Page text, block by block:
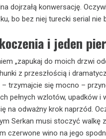
dojrzałą konwersację.
bo bez niej turecki serial nie
i jeden
„zapukaj do moich drzwi
z przeszłością i
trzymajcie się mocno –
pełnych wzlotów, upadków i
na odważny krok naprzód.
Serkan musi stoczyć walkę
czerwone wino na jego